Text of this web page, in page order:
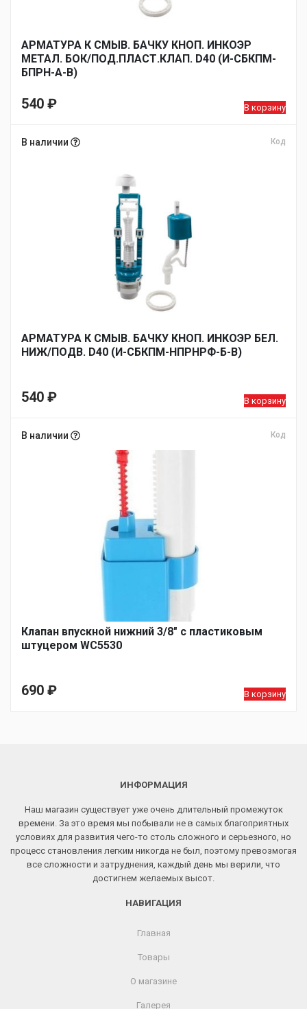
АРМАТУРА К СМЫВ. БАЧКУ КНОП. ИНКОЭР
МЕТАЛ. БОК/ПОД.ПЛАСТ.КЛАП. D40 (И-СБКПМ-
БПРН-А-В)
540 ₽ В корзину
В наличии Код
АРМАТУРА К СМЫВ. БАЧКУ КНОП. ИНКОЭР БЕЛ.
НИЖ/ПОДВ. D40 (И-СБКПМ-НПРНРФ-Б-В)
540 ₽ В корзину
В наличии Код
Клапан впускной нижний 3/8″ с пластиковым
штуцером WC5530
690 ₽ В корзину
ИНФОРМАЦИЯ
Наш магазин существует уже очень длительный промежуток
времени. За это время мы побывали не в самых благоприятных
условиях для развития чего-то столь сложного и серьезного, но
процесс становления легким никогда не был, поэтому превозмогая
все сложности и затруднения, каждый день мы верили, что
достигнем желаемых высот.
НАВИГАЦИЯ
Главная
Товары
О магазине
Галерея